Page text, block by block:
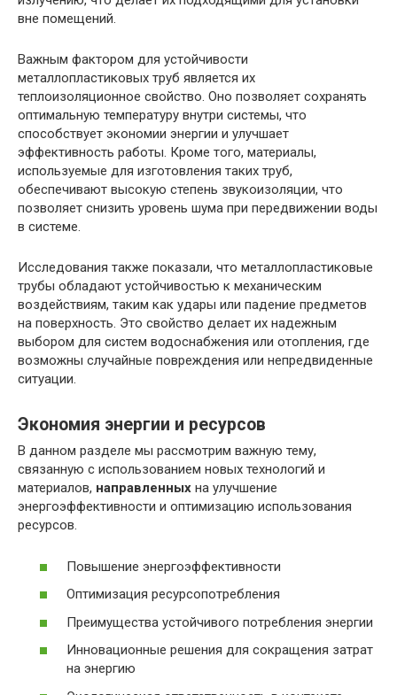
вне помещений.
Важным фактором для устойчивости
металлопластиковых труб является их
теплоизоляционное свойство. Оно позволяет сохранять
оптимальную температуру внутри системы, что
способствует экономии энергии и улучшает
эффективность работы. Кроме того, материалы,
используемые для изготовления таких труб,
обеспечивают высокую степень звукоизоляции, что
позволяет снизить уровень шума при передвижении воды
в системе.
Исследования также показали, что металлопластиковые
трубы обладают устойчивостью к механическим
воздействиям, таким как удары или падение предметов
на поверхность. Это свойство делает их надежным
выбором для систем водоснабжения или отопления, где
возможны случайные повреждения или непредвиденные
ситуации.
Экономия энергии и ресурсов
В данном разделе мы рассмотрим важную тему,
связанную с использованием новых технологий и
материалов, направленных на улучшение
энергоэффективности и оптимизацию использования
ресурсов.
Повышение энергоэффективности
Оптимизация ресурсопотребления
Преимущества устойчивого потребления энергии
Инновационные решения для сокращения затрат
на энергию